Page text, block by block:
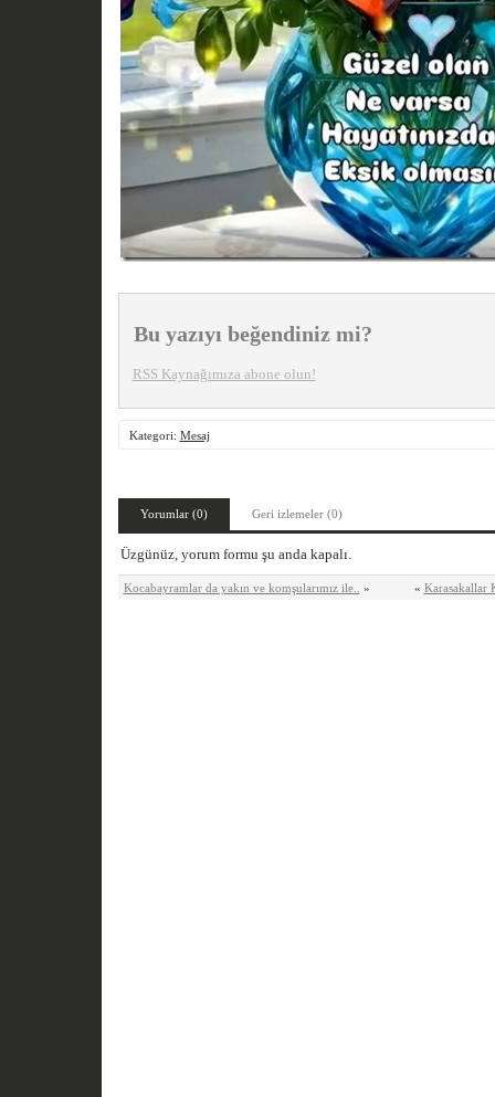
Bu yazıyı beğendiniz mi?
RSS Kaynağımıza abone olun!
Kategori: Mesaj
Yorumlar (0) Geri izlemeler (0)
Üzgünüz, yorum formu şu anda kapalı.
Kocabayramlar da yakın ve komşularımız ile.. » « Karasakallar